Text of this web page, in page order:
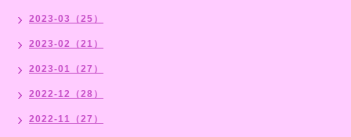
2023-03（25）
2023-02（21）
2023-01（27）
2022-12（28）
2022-11（27）